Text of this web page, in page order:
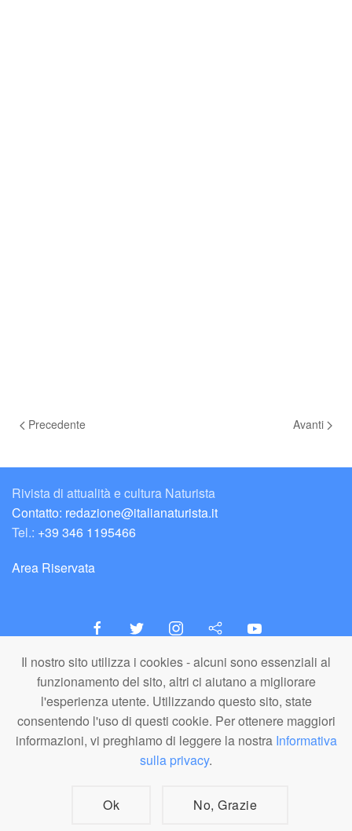
Il nostro sito utilizza i cookies - alcuni sono essenziali al
funzionamento del sito, altri ci aiutano a migliorare
l'esperienza utente. Utilizzando questo sito, state
consentendo l'uso di questi cookie. Per ottenere maggiori
informazioni, vi preghiamo di leggere la nostra Informativa
sulla privacy.
Ok No, Grazie
Precedente Avanti
Rivista di attualità e cultura Naturista
Contatto: redazione@italianaturista.it
Tel.: +39 346 1195466
Area Riservata
italiaNATURISTA
Editore e Redazione
A.N.ITA. Associazione Naturista Italiana (APS)
C.F. 80203710159
© A.N.ITA. - Tutto il materiale pubblicato in questo sito è di proprietà di
A.N.ITA. - Associazione Naturista Italiana aps (o dei relativi autori,
formato senza citazione della fonte. I loghi A.N.ITA. e italiaNATURISTA